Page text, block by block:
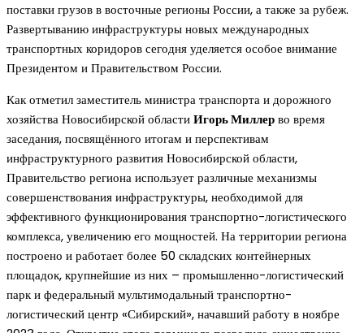
поставки грузов в восточные регионы России, а также за рубеж.
Развертыванию инфраструктуры новых международных
транспортных коридоров сегодня уделяется особое внимание
Президентом и Правительством России.
Как отметил заместитель министра транспорта и дорожного
хозяйства Новосибирской областиИгорь Миллерво время
заседания, посвящённого итогам и перспективам
инфраструктурного развития Новосибирской области,
Правительство региона использует различные механизмы
совершенствования инфраструктуры, необходимой для
эффективного функционирования транспортно-логистического
комплекса, увеличению его мощностей. На территории региона
построено и работает более 50 складских контейнерных
площадок, крупнейшие из них – промышленно-логистический
парк и федеральный мультимодальный транспортно-
логистический центр «Сибирский», начавший работу в ноябре